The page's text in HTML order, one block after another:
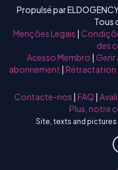
Propulsé par
Tous
Menções Legais |
des
Acesso Membro | Gerir
abonnement | Rétractation
Contacte-nos | FAQ |
Plus, notre
Site, texts and